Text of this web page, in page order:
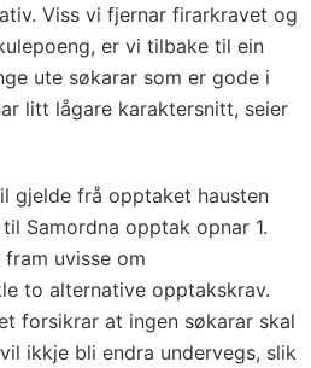
Viss vi fjernar firarkravet og
er vi tilbake til ein
ute søkarar som er gode i
litt lågare karaktersnitt, seier
gjelde frå opptaket hausten
Samordna opptak opnar 1.
uvisse om
to alternative opptakskrav.
forsikrar at ingen søkarar skal
ikkje bli endra undervegs, slik